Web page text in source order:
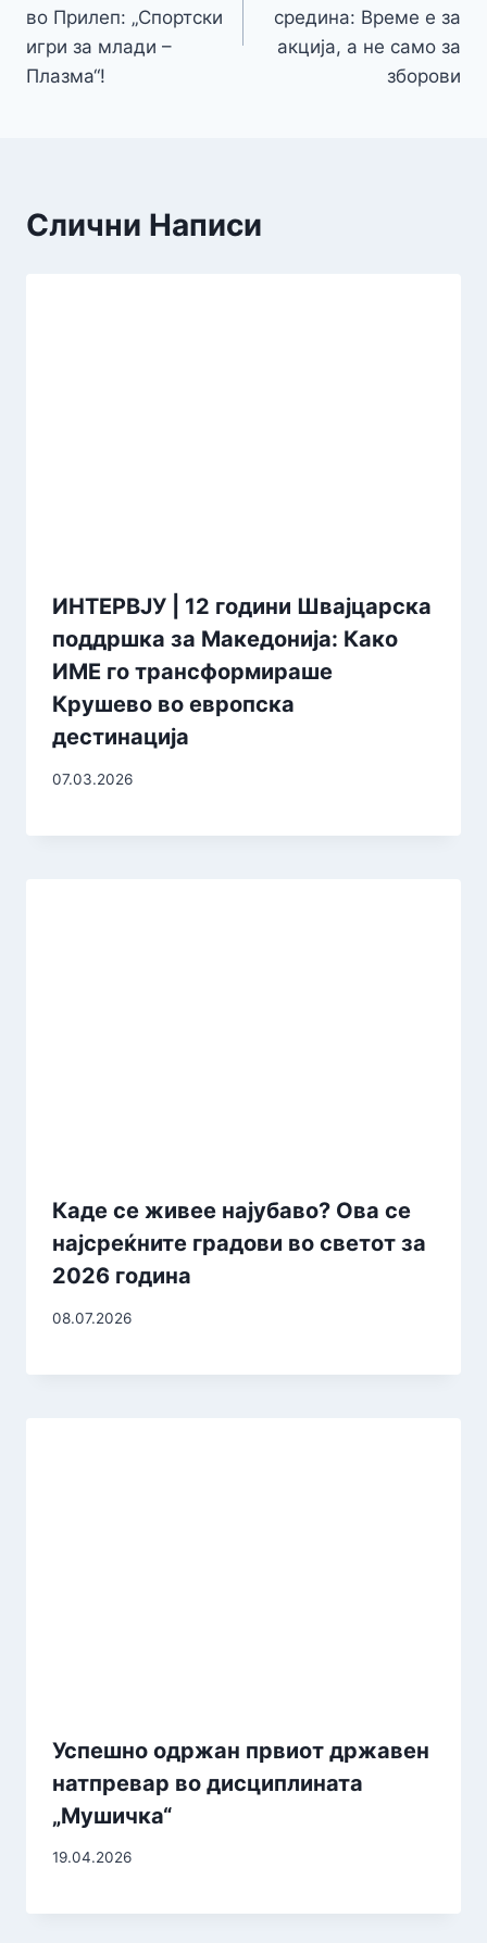
напис
во Прилеп: „Спортски
игри за млади –
Плазма“!
средина: Време е за
акција, а не само за
зборови
Слични Написи
ИНТЕРВЈУ | 12 години Швајцарска
поддршка за Македонија: Како
ИМЕ го трансформираше
Крушево во европска
дестинација
07.03.2026
Каде се живее најубаво? Ова се
најсреќните градови во светот за
2026 година
08.07.2026
Успешно одржан првиот државен
натпревар во дисциплината
„Мушичка“
19.04.2026